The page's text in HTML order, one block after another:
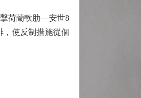
荷蘭軟肋—安世8
，使反制措施從個